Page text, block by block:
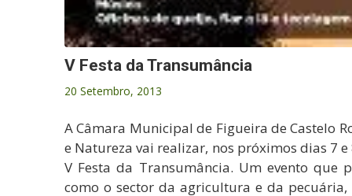
V Festa da Transumância
20 Setembro, 2013
A Câmara Municipal de Figueira de Castelo
e Natureza vai realizar, nos próximos dias 7
V Festa da Transumância. Um evento que
como o sector da agricultura e da